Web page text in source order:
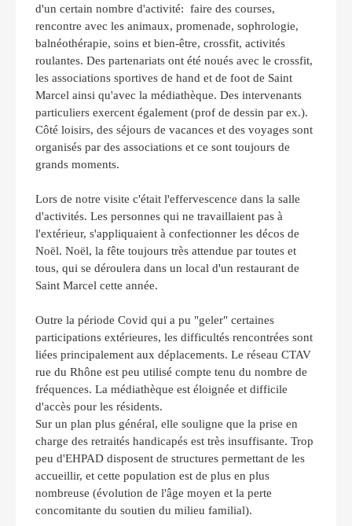
d'un certain nombre d'activité: faire des courses,
rencontre avec les animaux, promenade, sophrologie,
balnéothérapie, soins et bien-être, crossfit, activités
roulantes. Des partenariats ont été noués avec le crossfit,
les associations sportives de hand et de foot de Saint
Marcel ainsi qu'avec la médiathèque. Des intervenants
particuliers exercent également (prof de dessin par ex.).
Côté loisirs, des séjours de vacances et des voyages sont
organisés par des associations et ce sont toujours de
grands moments.
Lors de notre visite c'était l'effervescence dans la salle
d'activités. Les personnes qui ne travaillaient pas à
l'extérieur, s'appliquaient à confectionner les décos de
Noël. Noël, la fête toujours très attendue par toutes et
tous, qui se déroulera dans un local d'un restaurant de
Saint Marcel cette année.
Outre la période Covid qui a pu "geler" certaines
participations extérieures, les difficultés rencontrées sont
liées principalement aux déplacements. Le réseau CTAV
rue du Rhône est peu utilisé compte tenu du nombre de
fréquences. La médiathèque est éloignée et difficile
d'accès pour les résidents.
Sur un plan plus général, elle souligne que la prise en
charge des retraités handicapés est très insuffisante. Trop
peu d'EHPAD disposent de structures permettant de les
accueillir, et cette population est de plus en plus
nombreuse (évolution de l'âge moyen et la perte
concomitante du soutien du milieu familial).